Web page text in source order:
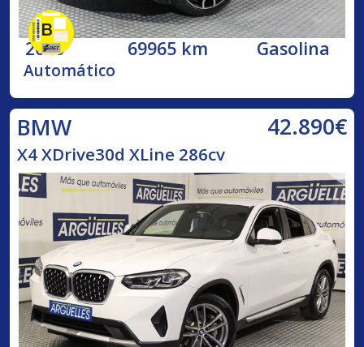
2020 69965 km Gasolina
Automático
BMW 42.890€
X4 XDrive30d XLine 286cv